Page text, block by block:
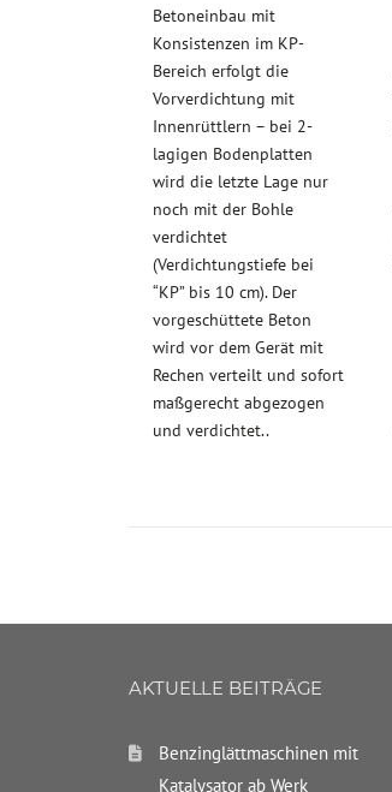
Betoneinbau mit
Konsistenzen im KP-
Bereich erfolgt die
Vorverdichtung mit
Innenrüttlern – bei 2-
lagigen Bodenplatten
wird die letzte Lage nur
noch mit der Bohle
verdichtet
(Verdichtungstiefe bei
“KP” bis 10 cm). Der
vorgeschüttete Beton
wird vor dem Gerät mit
Rechen verteilt und sofort
maßgerecht abgezogen
und verdichtet..
AKTUELLE BEITRÄGE
Benzinglättmaschinen mit
Katalysator ab Werk